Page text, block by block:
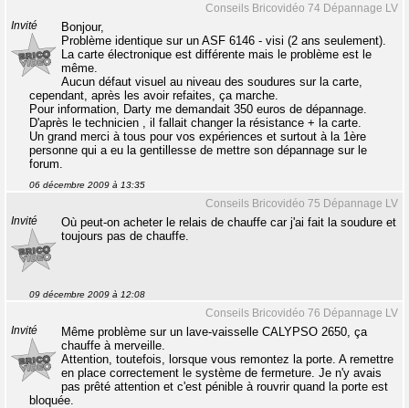
Conseils Bricovidéo 74 Dépannage LV
Invité
Bonjour,
Problème identique sur un ASF 6146 - visi (2 ans seulement).
La carte électronique est différente mais le problème est le
même.
Aucun défaut visuel au niveau des soudures sur la carte,
cependant, après les avoir refaites, ça marche.
Pour information, Darty me demandait 350 euros de dépannage.
D'après le technicien , il fallait changer la résistance + la carte.
Un grand merci à tous pour vos expériences et surtout à la 1ère
personne qui a eu la gentillesse de mettre son dépannage sur le
forum.
06 décembre 2009 à 13:35
Conseils Bricovidéo 75 Dépannage LV
Invité
Où peut-on acheter le relais de chauffe car j'ai fait la soudure et
toujours pas de chauffe.
09 décembre 2009 à 12:08
Conseils Bricovidéo 76 Dépannage LV
Invité
Même problème sur un lave-vaisselle CALYPSO 2650, ça
chauffe à merveille.
Attention, toutefois, lorsque vous remontez la porte. A remettre
en place correctement le système de fermeture. Je n'y avais
pas prêté attention et c'est pénible à rouvrir quand la porte est
bloquée.